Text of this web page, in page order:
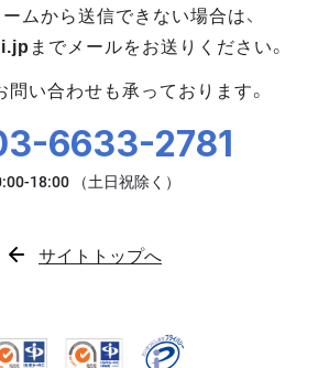
ムから送信できない場合は、
までメールをお送りください。
問い合わせも承っております。
6633-2781
サイトトップへ